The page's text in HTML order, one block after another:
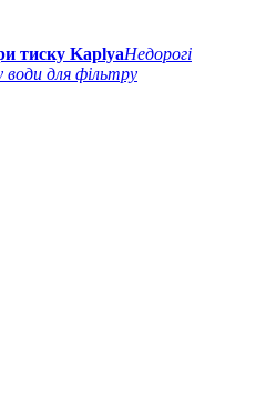
тиску KaplyaНедорогі
води для фільтру